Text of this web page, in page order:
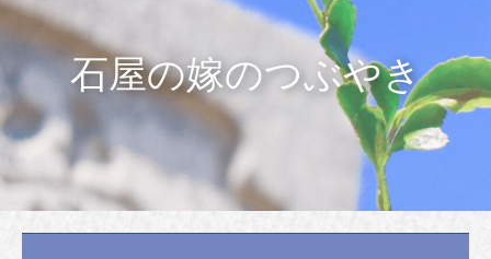
石屋の嫁のつぶやき